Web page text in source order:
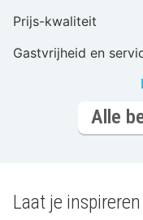
Prijs-kwaliteit
Gastvrijheid en
Alle
Laat je inspireren